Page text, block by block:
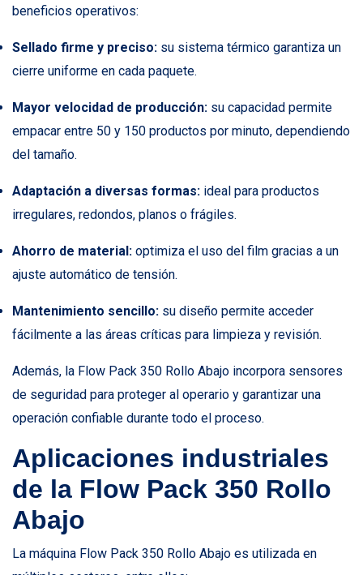
beneficios operativos:
Sellado firme y preciso: su sistema térmico garantiza un
cierre uniforme en cada paquete.
Mayor velocidad de producción: su capacidad permite
empacar entre 50 y 150 productos por minuto, dependiendo
del tamaño.
Adaptación a diversas formas: ideal para productos
irregulares, redondos, planos o frágiles.
Ahorro de material: optimiza el uso del film gracias a un
ajuste automático de tensión.
Mantenimiento sencillo: su diseño permite acceder
fácilmente a las áreas críticas para limpieza y revisión.
Además, la Flow Pack 350 Rollo Abajo incorpora sensores
de seguridad para proteger al operario y garantizar una
operación confiable durante todo el proceso.
Aplicaciones industriales
de la Flow Pack 350 Rollo
Abajo
La máquina Flow Pack 350 Rollo Abajo es utilizada en